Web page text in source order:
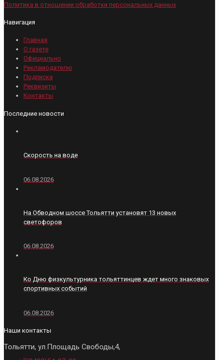
Политика в отношении обработки персональных данных
Навигация
Главная
О газете
Официально
Рекламодателю
Подписка
Реквизиты
Контакты
Последние новости
Скорость на воде
06.08.2026
На Обводном шоссе Тольятти установят 13 новых
светофоров
06.08.2026
Ко Дню физкультурника тольяттинцев ждет много знаковых
спортивных событий
06.08.2026
Наши контакты
Тольятти, ул.Площадь Свободы,4,